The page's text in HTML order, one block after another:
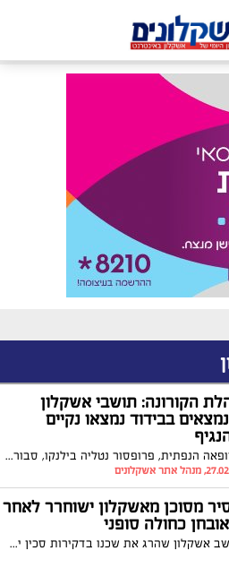
הקורונה: תושבי אשקלון
בבידוד נמצאו נקיים
הרופאה הנפתית, פרופסור נטליה בילנקו, סבורה כי אין כל סיבה לפאניקה אולם מזכירה את חשיבות ההיצמדות להנחיות משרד הבריאות. הבשורה המעודדת: הבדיקות שנלקחו מהאשקלונים שנכנסו לבידוד יצאו שליליות
אתר אשקלונים
מסוכן מאשקלון ישוחרר לאחר
כחולה סופני
תושב אשקלון שהרג את שכנו בדקירות סכין ישתחרר ממאסר לאחר שלקה במחלה ממארת. השבוע בית המשפט המחוזי דחה את ערעור הפרקליטות על ההחלטה